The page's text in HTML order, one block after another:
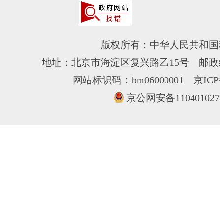
版权所有：中华人民共和
地址：北京市海淀区复兴路乙15号 邮
网站标识码：bm06000001 京
京公网安备